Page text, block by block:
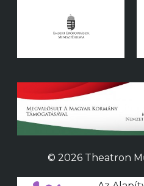
© 2026 Theatron